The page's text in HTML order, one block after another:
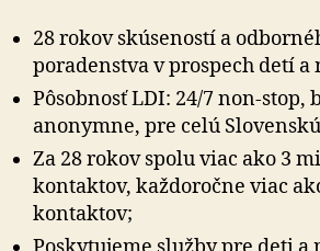
28 rokov skúseností a
poradenstva v prospech detí
Pôsobnosť LDI: 24/7 non-stop,
anonymne, pre celú
Za 28 rokov spolu viac ako 3
kontaktov, každoročne viac
kontaktov;